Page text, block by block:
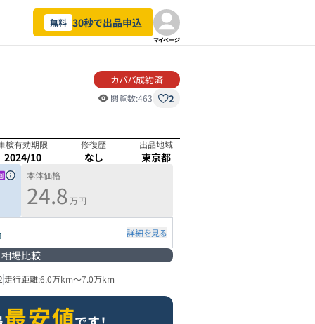
無料 30秒で出品申込
マイページ
カババ成約済
閲覧数:463 2
検有効期限
2024/10
修復歴
なし
出品地域
東京都
本体価格
24.8 万円
詳細を見る
相場比較
走行距離:6.0万km～7.0万km
最安値